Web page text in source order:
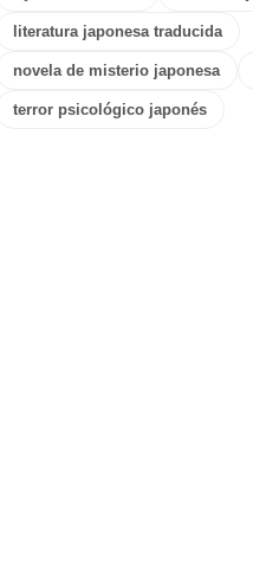
literatura japonesa traducida
novela de misterio japonesa
terror psicológico japonés